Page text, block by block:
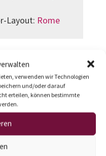
verwenden wir Technologien
und/oder darauf
erteilen, können bestimmte
Layout: Rome